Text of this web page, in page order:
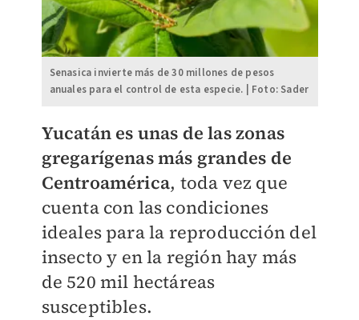
Senasica invierte más de 30 millones de pesos
anuales para el control de esta especie. | Foto: Sader
Yucatán es unas de las zonas
gregarígenas más grandes de
Centroamérica, toda vez que
cuenta con las condiciones
ideales para la reproducción del
insecto y en la región hay más
de 520 mil hectáreas
susceptibles.